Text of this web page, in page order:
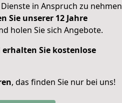
in Anspruch zu nehmen
Sie unserer 12 Jahre
holen Sie sich Angebote.
erhalten Sie kostenlose
, das finden Sie nur bei uns!